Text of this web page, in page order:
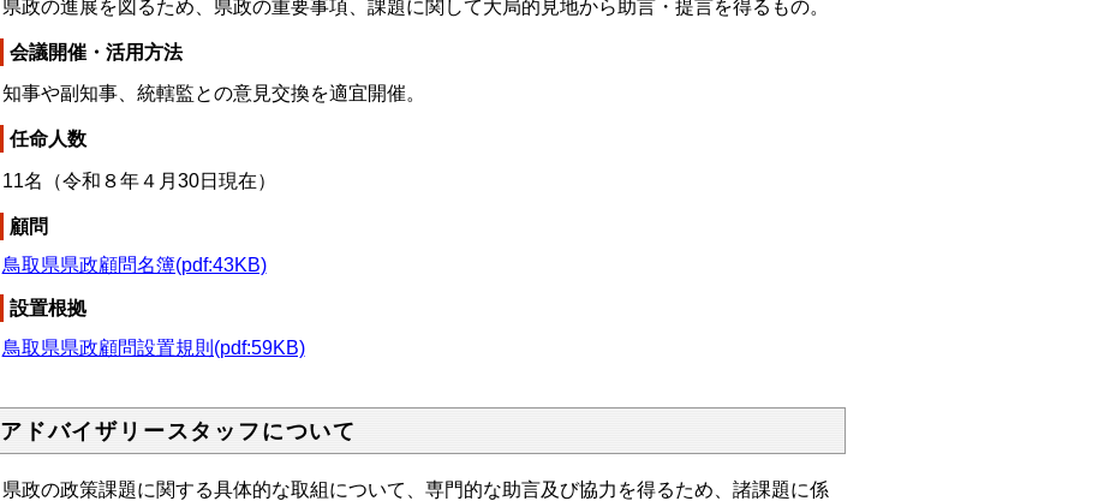
県政の進展を図るため、県政の重要事項、課題に関して大局的見地から助言・提言を得るもの。
会議開催・活用方法
知事や副知事、統轄監との意見交換を適宜開催。
任命人数
11名（令和８年４月30日現在）
顧問
鳥取県県政顧問名簿(pdf:43KB)
設置根拠
鳥取県県政顧問設置規則(pdf:59KB)
アドバイザリースタッフについて
県政の政策課題に関する具体的な取組について、専門的な助言及び協力を得るため、諸課題に係